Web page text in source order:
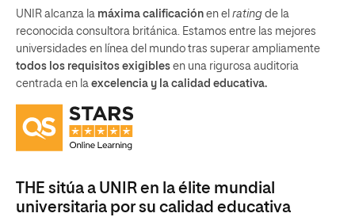
UNIR alcanza la máxima calificación en el rating de la
reconocida consultora británica. Estamos entre las mejores
universidades en línea del mundo tras superar ampliamente
todos los requisitos exigibles en una rigurosa auditoria
centrada en la excelencia y la calidad educativa.
THE sitúa a UNIR en la élite mundial
universitaria por su calidad educativa